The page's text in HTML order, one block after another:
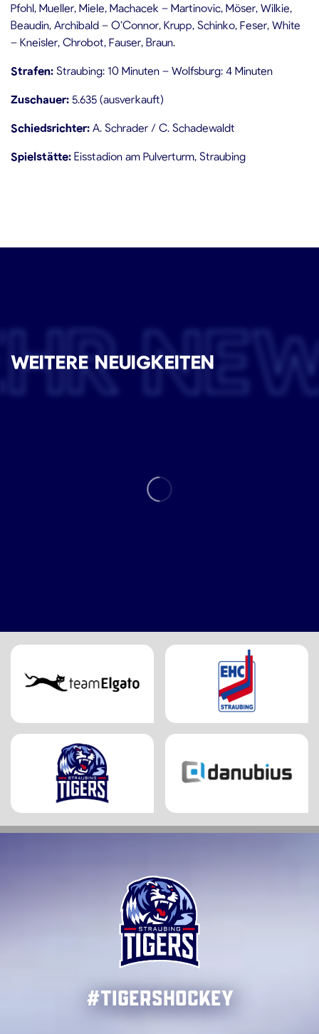
Pfohl, Mueller, Miele, Machacek – Martinovic, Möser, Wilkie,
Beaudin, Archibald – O’Connor, Krupp, Schinko, Feser, White
– Kneisler, Chrobot, Fauser, Braun.
Strafen: Straubing: 10 Minuten – Wolfsburg: 4 Minuten
Zuschauer: 5.635 (ausverkauft)
Schiedsrichter: A. Schrader / C. Schadewaldt
Spielstätte: Eisstadion am Pulverturm, Straubing
WEITERE NEUIGKEITEN
#TigersHockey